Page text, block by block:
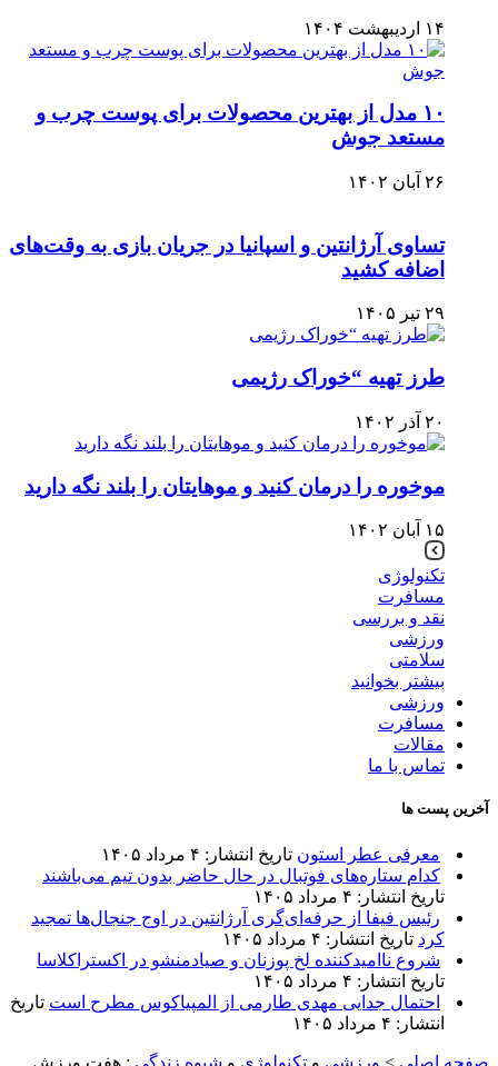
۱۴ اردیبهشت ۱۴۰۴
۱۰ مدل از بهترین محصولات برای پوست چرب و
مستعد جوش
۲۶ آبان ۱۴۰۲
تساوی آرژانتین و اسپانیا در جریان بازی به وقت‌های
اضافه کشید
۲۹ تیر ۱۴۰۵
طرز تهیه “خوراک رژیمی
۲۰ آذر ۱۴۰۲
موخوره را درمان کنید و موهایتان را بلند نگه دارید
۱۵ آبان ۱۴۰۲
تکنولوژی
مسافرت
نقد و بررسی
ورزشی
سلامتی
بیشتر بخوانید
ورزشی
مسافرت
مقالات
تماس با ما
آخرین پست ها
معرفی عطر استون تاریخ انتشار: ۴ مرداد ۱۴۰۵
کدام ستاره‌های فوتبال در حال حاضر بدون تیم می‌باشند
تاریخ انتشار: ۴ مرداد ۱۴۰۵
رئیس فیفا از حرفه‌ای‌گری آرژانتین در اوج جنجال‌ها تمجید
کرد تاریخ انتشار: ۴ مرداد ۱۴۰۵
شروع ناامیدکننده لخ پوزنان و صیادمنشو در اکستراکلاسا
تاریخ انتشار: ۴ مرداد ۱۴۰۵
احتمال جدایی مهدی طارمی از المپیاکوس مطرح است تاریخ
انتشار: ۴ مرداد ۱۴۰۵
صفحه اصلی > ورزشی و تکنولوژی و شیوه زندگی : هفت ورزش